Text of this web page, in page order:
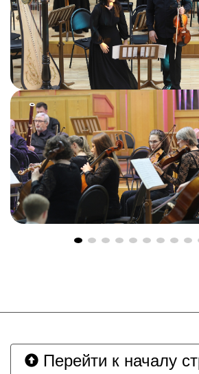
Перейти к началу